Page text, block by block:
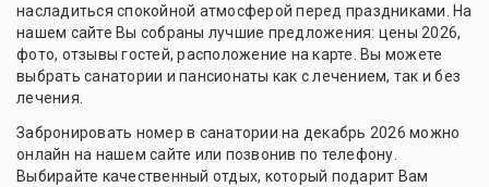
насладиться спокойной атмосферой перед праздниками. На
нашем сайте Вы собраны лучшие предложения: цены 2026,
фото, отзывы гостей, расположение на карте. Вы можете
выбрать санатории и пансионаты как с лечением, так и без
лечения.
Забронировать номер в санатории на декабрь 2026 можно
онлайн на нашем сайте или позвонив по телефону.
Выбирайте качественный отдых, который подарит Вам